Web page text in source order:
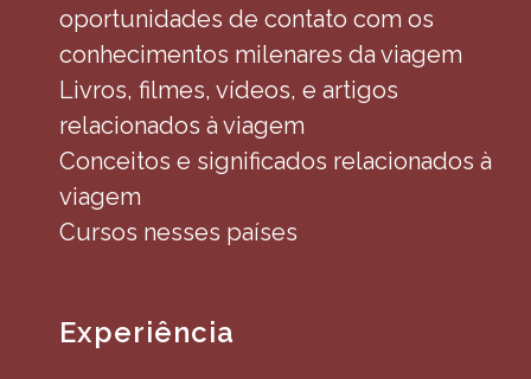
oportunidades de contato com os
conhecimentos milenares da viagem
Livros, filmes, vídeos, e artigos
relacionados à viagem
Conceitos e significados relacionados à
viagem
Cursos nesses países
Experiência